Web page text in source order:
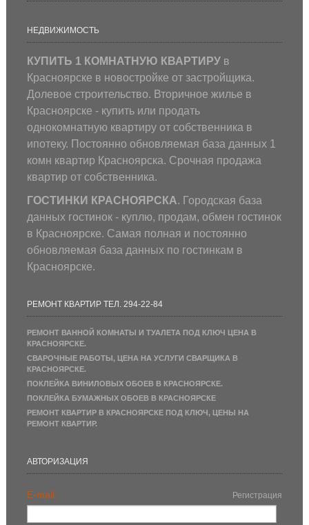
НЕДВИЖИМОСТЬ
КУПИТЬ 1 КОМНАТНУЮ КВАРТИРУв
Красноярске в новостройке от застройщика.
Долевое строительство. Вторичное жилье в
Красноярске - купить или продать
однокомнатную квартиру от собственника в
ипотеку. Постоянно обновляемая база данных 1
комн квартир Красноярска. Срочная продажа
квартир от собственника.
ГОСТИНКИ КРАСНОЯРСКА. Городская база
данных гостинок - куплю, продам, обмен гостинок
в Красноярске. Самая полная и постоянно
обновляемая база данных по гостинкам в
Красноярске.
РЕМОНТ КВАРТИР ТЕЛ. 294-22-84
РЕМОНТ ВАННОЙ КОМНАТЫ И ТУАЛЕТА ПОД КЛЮЧ ЦЕНА В
КРАСНОЯРСКЕ.
СВАРОЧНЫЕ РАБОТЫ, ЦЕНА НА УСЛУГИ СВАРЩИКА В
КРАСНОЯРСКЕ.
ПОКЛЕЙКА ВИНИЛОВЫХ ОБОЕВ В КРАСНОЯРСКЕ.
ПОКЛЕЙКА БУМАЖНЫХ ОБОЕВ В КРАСНОЯРСКЕ
РЕМОНТ КВАРТИР В КРАСНОЯРСКЕ ПОД КЛЮЧ, ЦЕНЫ НА
РЕМОНТ КВАРТИР.
АВТОРИЗАЦИЯ
E-mail: Регистрация